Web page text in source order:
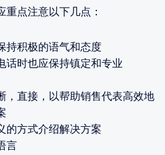
点注意以下几点：
持积极的语气和态度
话时也应保持镇定和专业
，直接，以帮助销售代表高效地
的方式介绍解决方案
言